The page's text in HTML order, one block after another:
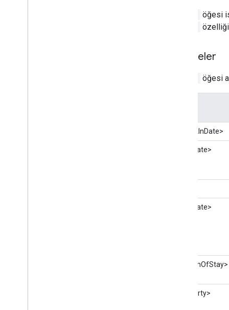
öğesi
özelliği
Alt öğeler
öğesi
<CheckInDate>
<FirstDate>
<LastDate>
<LengthOfStay>
<Property>